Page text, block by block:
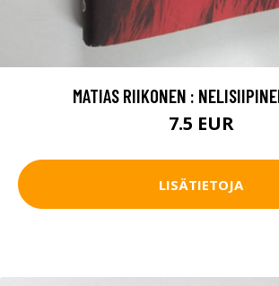
MATIAS RIIKONEN :
7.5 EUR
LISÄTIETOJA